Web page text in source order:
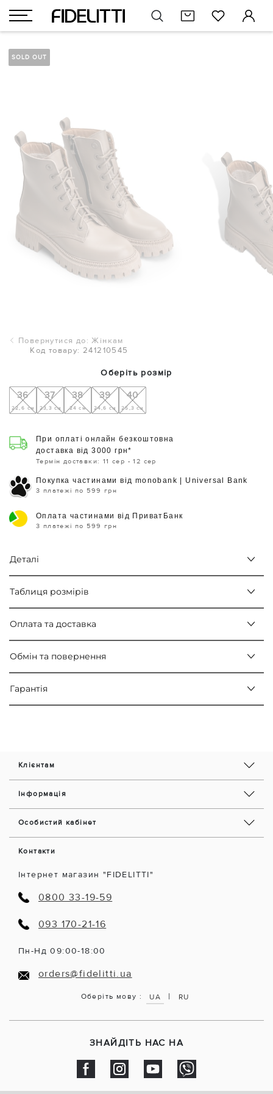
SOLD OUT
Повернутися до: Жінкам
Код товару: 241210545
Оберіть розмір
36
22,6 см
37
23,3 см
38
24 см
39
24,6 см
40
25,3 см
При оплаті онлайн безкоштовна
доставка від 3000 грн*
Термін доставки: 11 сер - 12 сер
Покупка частинами від monobank | Universal Bank
3 платежі по 599 грн
Оплата частинами від ПриватБанк
3 платежі по 599 грн
Деталі
Таблиця розмірів
Оплата та доставка
Обмін та повернення
Гарантія
Клієнтам
Інформація
Особистий кабінет
Контакти
Інтернет магазин "FIDELITTI"
0800 33-19-59
093 170-21-16
Пн-Нд 09:00-18:00
orders@fidelitti.ua
Оберіть мову : UA | RU
ЗНАЙДІТЬ НАС НА